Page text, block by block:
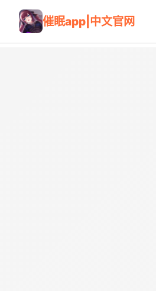
催眠app|中文官网